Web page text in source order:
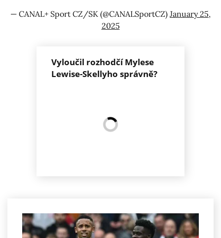
— CANAL+ Sport CZ/SK (@CANALSportCZ) January 25,
2025
Vyloučil rozhodčí Mylese
Lewise-Skellyho správně?